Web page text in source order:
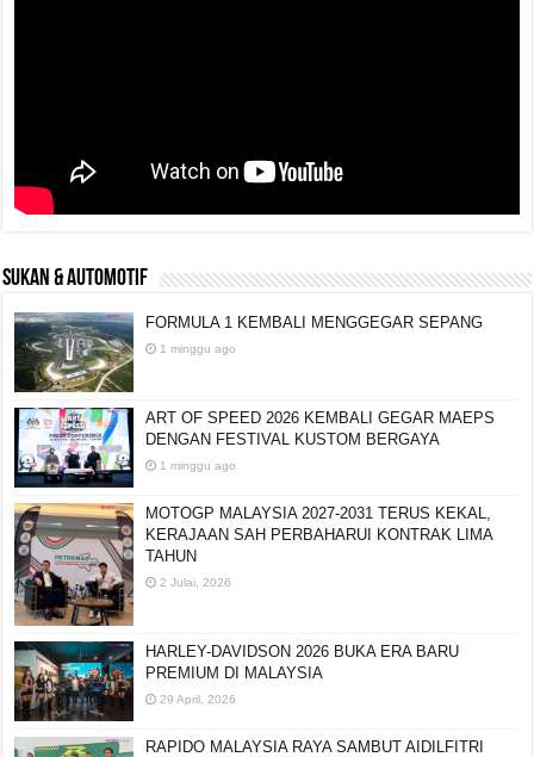
SUKAN & AUTOMOTIF
FORMULA 1 KEMBALI MENGGEGAR SEPANG
1 minggu ago
ART OF SPEED 2026 KEMBALI GEGAR MAEPS
DENGAN FESTIVAL KUSTOM BERGAYA
1 minggu ago
MOTOGP MALAYSIA 2027-2031 TERUS KEKAL,
KERAJAAN SAH PERBAHARUI KONTRAK LIMA
TAHUN
2 Julai, 2026
HARLEY-DAVIDSON 2026 BUKA ERA BARU
PREMIUM DI MALAYSIA
29 April, 2026
RAPIDO MALAYSIA RAYA SAMBUT AIDILFITRI